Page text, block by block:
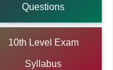
Questions
10th Level Exam
Syllabus